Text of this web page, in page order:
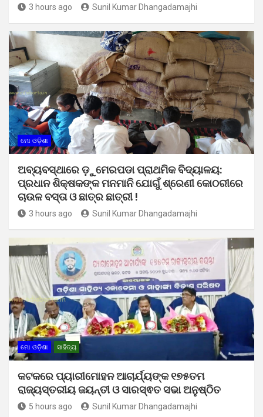
3 hours ago Sunil Kumar Dhangadamajhi
ମୋ ଓଡ଼ିଶା
ଅବ୍ୟବସ୍ଥାରେ ଡ଼ୁମେରପଡା ପ୍ରାଥମିକ ବିଦ୍ୟାଳୟ:
ପ୍ରଧାନ ଶିକ୍ଷକଙ୍କ ମନମାନି ଯୋଗୁଁ ଶ୍ରେଣୀ କୋଠରୀରେ
ଚାଉଳ ବସ୍ତା ଓ ଛାତ୍ର ଛାତ୍ରୀ !
3 hours ago Sunil Kumar Dhangadamajhi
ମୋ ଓଡ଼ିଶା ସାହିତ୍ୟ
କଟକରେ ପ୍ୟାରୀମୋହନ ଆଚାର୍ଯ୍ୟଙ୍କ ୧୭୫ତମ
ରାଜ୍ୟସ୍ତରୀୟ ଜୟନ୍ତୀ ଓ ସାରସ୍ଵତ ସଭା ଅନୁଷ୍ଠିତ
5 hours ago Sunil Kumar Dhangadamajhi